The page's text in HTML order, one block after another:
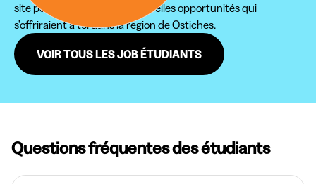
site pour ne pas rater de nouvelles opportunités qui
s'offriraient à toi dans la région de Ostiches.
VOIR TOUS LES JOB ÉTUDIANTS
Questions fréquentes des étudiants